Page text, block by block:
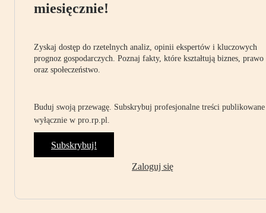
miesięcznie!
Zyskaj dostęp do rzetelnych analiz, opinii ekspertów i kluczowych
prognoz gospodarczych. Poznaj fakty, które kształtują biznes, prawo
oraz społeczeństwo.
Buduj swoją przewagę. Subskrybuj profesjonalne treści publikowane
wyłącznie w pro.rp.pl.
Subskrybuj!
Zaloguj się